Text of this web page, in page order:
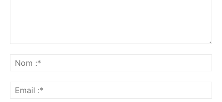
:*
:*